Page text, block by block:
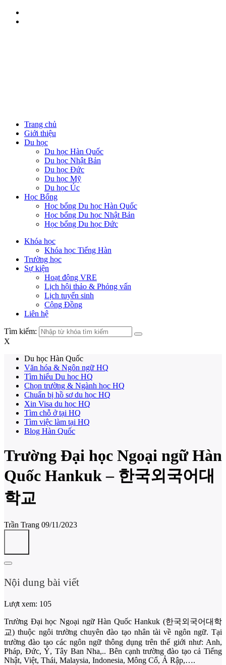
Trang chủ
Giới thiệu
Du học
Du học Hàn Quốc
Du học Nhật Bản
Du học Đức
Du học Mỹ
Du học Úc
Học Bổng
Học bổng Du học Hàn Quốc
Học bổng Du học Nhật Bản
Học bổng Du học Đức
Khóa học
Khóa học Tiếng Hàn
Trường học
Sự kiện
Hoạt động VRE
Lịch hội thảo & Phỏng vấn
Lịch tuyển sinh
Cộng Đồng
Liên hệ
Tìm kiếm:
X
Du học Hàn Quốc
Văn hóa & Ngôn ngữ HQ
Tìm hiểu Du học HQ
Chọn trường & Ngành học HQ
Chuẩn bị hồ sơ du học HQ
Xin Visa du học HQ
Tìm chỗ ở tại HQ
Tìm việc làm tại HQ
Blog Hàn Quốc
Trường Đại học Ngoại ngữ Hàn
Quốc Hankuk – 한국외국어대
학교
Trần Trang 09/11/2023
Nội dung bài viết
Lượt xem: 105
Trường Đại học Ngoại ngữ Hàn Quốc Hankuk (한국외국어대학
교) thuộc ngôi trường chuyên đào tạo nhân tài về ngôn ngữ. Tại
trường đào tạo các ngôn ngữ thông dụng trên thế giới như: Anh,
Pháp, Đức, Ý, Tây Ban Nha,.. Bên cạnh trường đào tạo cả Tiếng
Nhật, Việt, Thái, Malaysia, Indonesia, Mông Cổ, Ả Rập,….